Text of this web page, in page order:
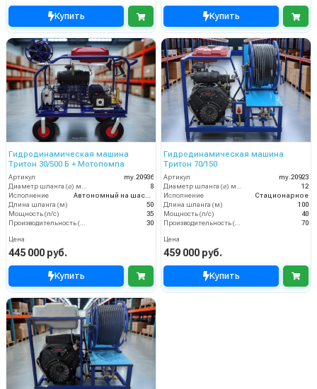
Купить Купить
Гидродинамическая машина
Тритон 30/500 Б + Мотопомпа
Артикул
my.20936
8
Исполнение
Длина шланга (м)
50
Мощность (л/с)
35
30
Цена
445 000 руб.
Купить
Гидродинамическая машина
Тритон 70/150
Артикул
my.20923
12
Исполнение
Стационарное
Длина шланга (м)
100
Мощность (л/с)
40
70
Цена
459 000 руб.
Купить